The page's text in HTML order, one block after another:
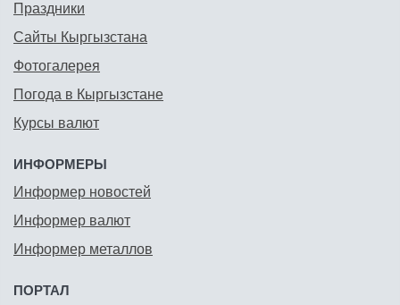
Праздники
Сайты Кыргызстана
Фотогалерея
Погода в Кыргызстане
Курсы валют
ИНФОРМЕРЫ
Информер новостей
Информер валют
Информер металлов
ПОРТАЛ